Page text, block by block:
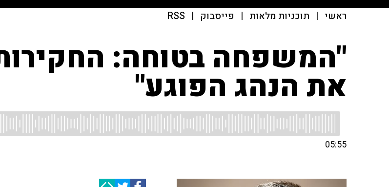
ראשי | תוכניות מלאות | פייסבוק |
RSS
"המשפחה בטוחה:
את הנהג הפוגע"
05:55